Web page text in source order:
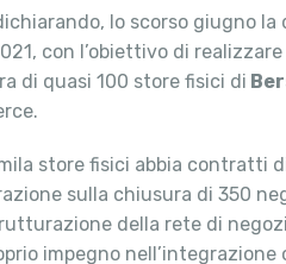
lo scorso giugno la
con l’obiettivo di
di quasi 100 store fisici di
store fisici abbia contratti
sulla chiusura di 350
della rete di
impegno nell’integrazione